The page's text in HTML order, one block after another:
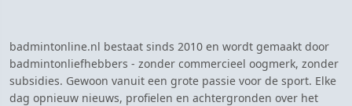
badmintonline.nl bestaat sinds 2010 en wordt gemaakt door
badmintonliefhebbers - zonder commercieel oogmerk, zonder
subsidies. Gewoon vanuit een grote passie voor de sport. Elke
dag opnieuw nieuws, profielen en achtergronden over het